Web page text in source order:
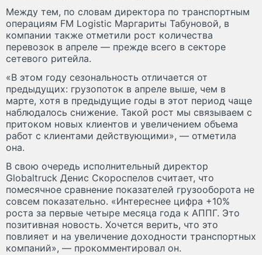
Между тем, по словам директора по транспортным
операциям FM Logistic Маргариты Табуновой, в
компании также отметили рост количества
перевозок в апреле — прежде всего в секторе
сетевого ритейла.
«В этом году сезональность отличается от
предыдущих: грузопоток в апреле выше, чем в
марте, хотя в предыдущие годы в этот период чаще
наблюдалось снижение. Такой рост мы связываем с
притоком новых клиентов и увеличением объема
работ с клиентами действующими», — отметила
она.
В свою очередь исполнительный директор
Globaltruck Денис Скороспелов считает, что
помесячное сравнение показателей грузооборота не
совсем показательно. «Интереснее цифра +10%
роста за первые четыре месяца года к АППГ. Это
позитивная новость. Хочется верить, что это
повлияет и на увеличение доходности транспортных
компаний», — прокомментировал он.